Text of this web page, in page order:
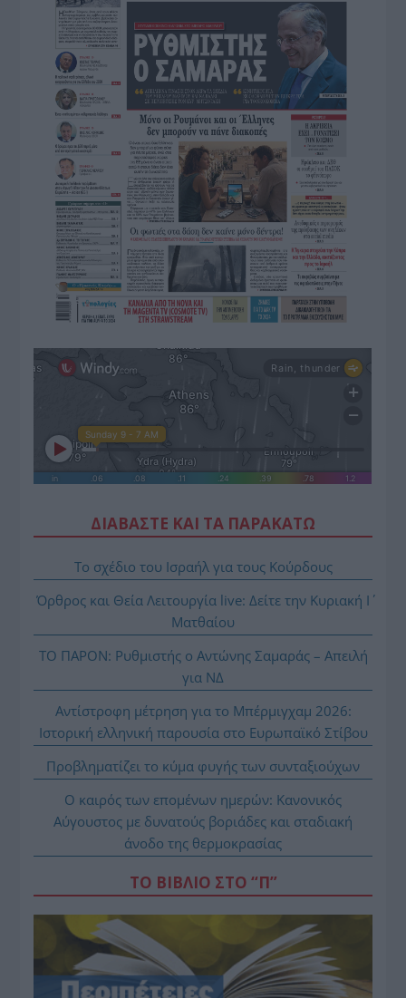
ΔΙΑΒΑΣΤΕ ΚΑΙ ΤΑ ΠΑΡΑΚΑΤΩ
Το σχέδιο του Ισραήλ για τους Κούρδους
Όρθρος και Θεία Λειτουργία live: Δείτε την Κυριακή Ι΄
Ματθαίου
ΤΟ ΠΑΡΟΝ: Ρυθμιστής ο Αντώνης Σαμαράς – Απειλή
για ΝΔ
Αντίστροφη μέτρηση για το Μπέρμιγχαμ 2026:
Ιστορική ελληνική παρουσία στο Ευρωπαϊκό Στίβου
Προβληματίζει το κύμα φυγής των συνταξιούχων
Ο καιρός των επομένων ημερών: Κανονικός
Αύγουστος με δυνατούς βοριάδες και σταδιακή
άνοδο της θερμοκρασίας
ΤΟ ΒΙΒΛΙΟ ΣΤΟ “Π”